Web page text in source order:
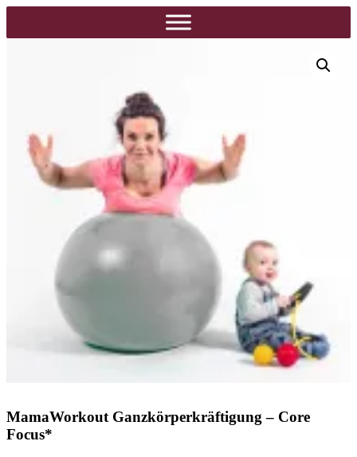
MamaWorkout Ganzkörperkräftigung – Core
Focus*